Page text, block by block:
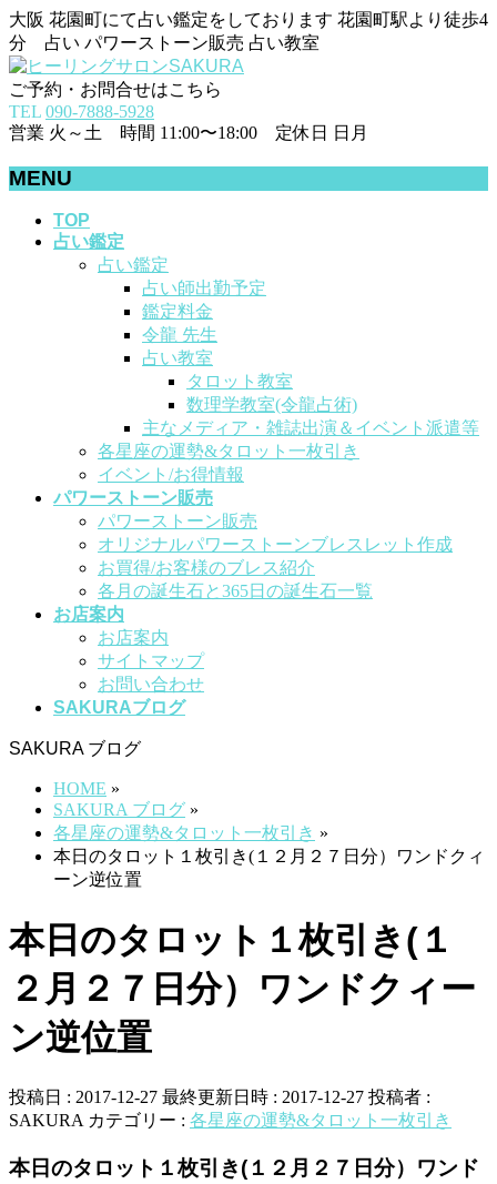
大阪 花園町にて占い鑑定をしております 花園町駅より徒歩4
分 占い パワーストーン販売 占い教室
ご予約・お問合せはこちら
TEL 090-7888-5928
営業 火～土 時間 11:00〜18:00 定休日 日月
MENU
TOP
占い鑑定
占い鑑定
占い師出勤予定
鑑定料金
令龍 先生
占い教室
タロット教室
数理学教室(令龍占術)
主なメディア・雑誌出演＆イベント派遣等
各星座の運勢&タロット一枚引き
イベント/お得情報
パワーストーン販売
パワーストーン販売
オリジナルパワーストーンブレスレット作成
お買得/お客様のブレス紹介
各月の誕生石と365日の誕生石一覧
お店案内
お店案内
サイトマップ
お問い合わせ
SAKURAブログ
SAKURA ブログ
HOME »
SAKURA ブログ »
各星座の運勢&タロット一枚引き »
本日のタロット１枚引き(１２月２７日分）ワンドクィ
ーン逆位置
本日のタロット１枚引き(１
２月２７日分）ワンドクィー
ン逆位置
投稿日 : 2017-12-27 最終更新日時 : 2017-12-27 投稿者 :
SAKURA カテゴリー : 各星座の運勢&タロット一枚引き
本日のタロット１枚引き(１２月２７日分）ワンド